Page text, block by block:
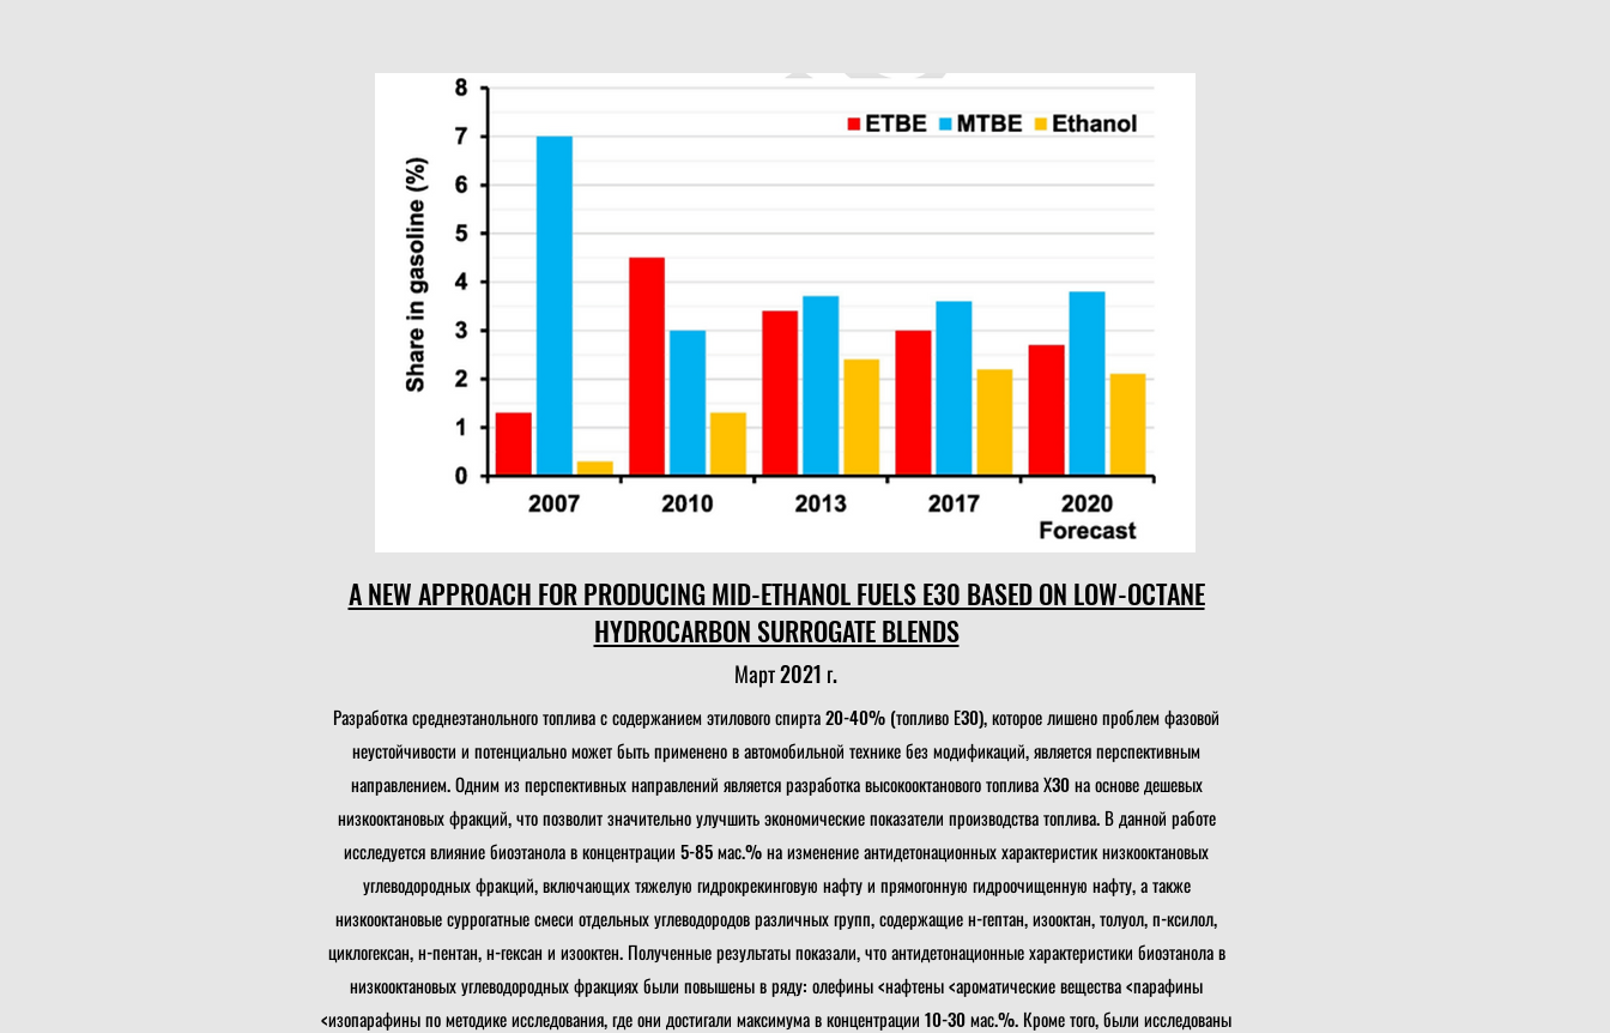
A NEW APPROACH FOR PRODUCING MID-ETHANOL FUELS E30 BASED ON LOW-OCTANE
HYDROCARBON SURROGATE BLENDS
Март 2021 г.
Разработка среднеэтанольного топлива с содержанием этилового спирта 20-40% (топливо Е30), которое лишено проблем фазовой
неустойчивости и потенциально может быть применено в автомобильной технике без модификаций, является перспективным
направлением. Одним из перспективных направлений является разработка высокооктанового топлива Х30 на основе дешевых
низкооктановых фракций, что позволит значительно улучшить экономические показатели производства топлива. В данной работе
исследуется влияние биоэтанола в концентрации 5-85 мас.% на изменение антидетонационных характеристик низкооктановых
углеводородных фракций, включающих тяжелую гидрокрекинговую нафту и прямогонную гидроочищенную нафту, а также
низкооктановые суррогатные смеси отдельных углеводородов различных групп, содержащие н-гептан, изооктан, толуол, п-ксилол,
циклогексан, н-пентан, н-гексан и изооктен. Полученные результаты показали, что антидетонационные характеристики биоэтанола в
низкооктановых углеводородных фракциях были повышены в ряду: олефины <нафтены <ароматические вещества <парафины
<изопарафины по методике исследования, где они достигали максимума в концентрации 10-30 мас.%. Кроме того, были исследованы